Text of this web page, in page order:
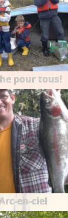
pour tous!
en-ciel